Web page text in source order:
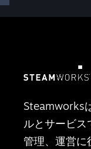
Steamworks
ルとサービス
管理、運営に